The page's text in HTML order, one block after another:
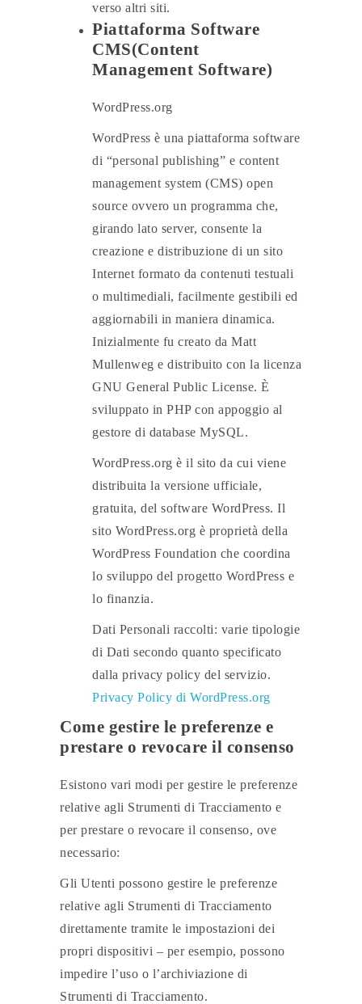
verso altri siti.
Piattaforma Software
CMS(Content
Management Software)
WordPress.org
WordPress è una piattaforma software
di “personal publishing” e content
management system (CMS) open
source ovvero un programma che,
girando lato server, consente la
creazione e distribuzione di un sito
Internet formato da contenuti testuali
o multimediali, facilmente gestibili ed
aggiornabili in maniera dinamica.
Inizialmente fu creato da Matt
Mullenweg e distribuito con la licenza
GNU General Public License. È
sviluppato in PHP con appoggio al
gestore di database MySQL.
WordPress.org è il sito da cui viene
distribuita la versione ufficiale,
gratuita, del software WordPress. Il
sito WordPress.org è proprietà della
WordPress Foundation che coordina
lo sviluppo del progetto WordPress e
lo finanzia.
Dati Personali raccolti: varie tipologie
di Dati secondo quanto specificato
dalla privacy policy del servizio.
Privacy Policy di WordPress.org
Come gestire le preferenze e
prestare o revocare il consenso
Esistono vari modi per gestire le preferenze
relative agli Strumenti di Tracciamento e
per prestare o revocare il consenso, ove
necessario:
Gli Utenti possono gestire le preferenze
relative agli Strumenti di Tracciamento
direttamente tramite le impostazioni dei
propri dispositivi – per esempio, possono
impedire l’uso o l’archiviazione di
Strumenti di Tracciamento.